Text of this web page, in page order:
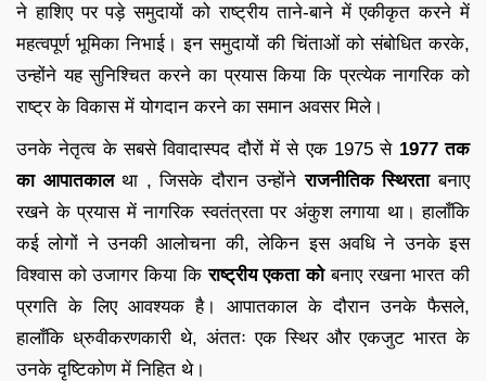
ने हाशिए पर पड़े समुदायों को राष्ट्रीय ताने-बाने में एकीकृत करने में
महत्वपूर्ण भूमिका निभाई। इन समुदायों की चिंताओं को संबोधित करके,
उन्होंने यह सुनिश्चित करने का प्रयास किया कि प्रत्येक नागरिक को
राष्ट्र के विकास में योगदान करने का समान अवसर मिले।
उनके नेतृत्व के सबसे विवादास्पद दौरों में से एक 1975 से 1977 तक
का आपातकालथा , जिसके दौरान उन्होंनेराजनीतिक स्थिरताबनाए
रखने के प्रयास में नागरिक स्वतंत्रता पर अंकुश लगाया था। हालाँकि
कई लोगों ने उनकी आलोचना की, लेकिन इस अवधि ने उनके इस
विश्वास को उजागर किया किराष्ट्रीय एकता कोबनाए रखना भारत की
प्रगति के लिए आवश्यक है। आपातकाल के दौरान उनके फैसले,
हालाँकि ध्रुवीकरणकारी थे, अंततः एक स्थिर और एकजुट भारत के
उनके दृष्टिकोण में निहित थे।